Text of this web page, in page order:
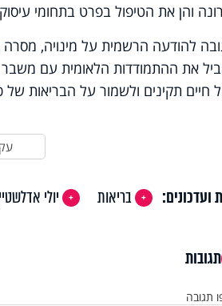
והן את הטיפול בפרט בתחומי
להודעה הרשמית על מינויה, מסרה
את ההתמודדות הלאומית עם משבר
חיים תקינים ולשמור על הבריאות של
ועדכונים: בריאות יולי
תגובות
תגובה